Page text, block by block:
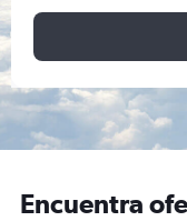
Encuentra